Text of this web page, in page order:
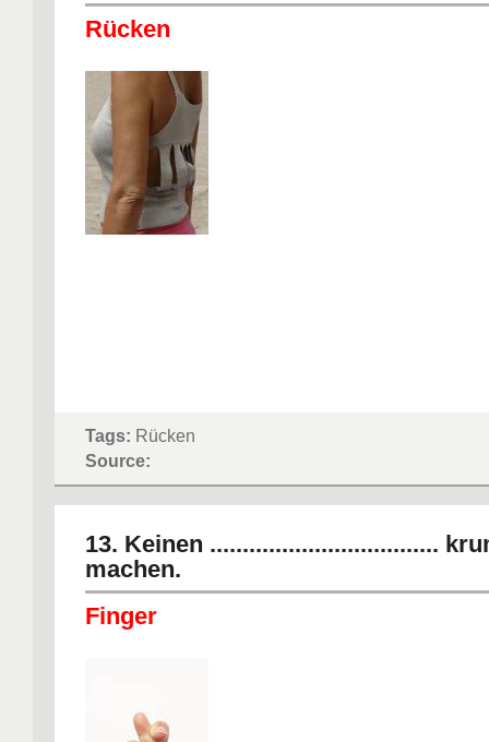
Rücken
Tags: Rücken
Source:
13. Keinen ...................................
machen.
Finger